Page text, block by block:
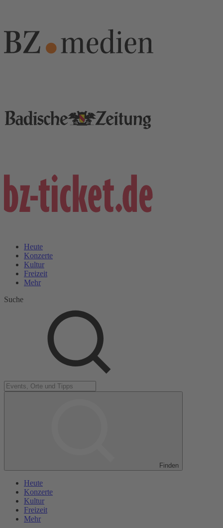
Heute
Konzerte
Kultur
Freizeit
Mehr
Suche
Finden
Heute
Konzerte
Kultur
Freizeit
Mehr